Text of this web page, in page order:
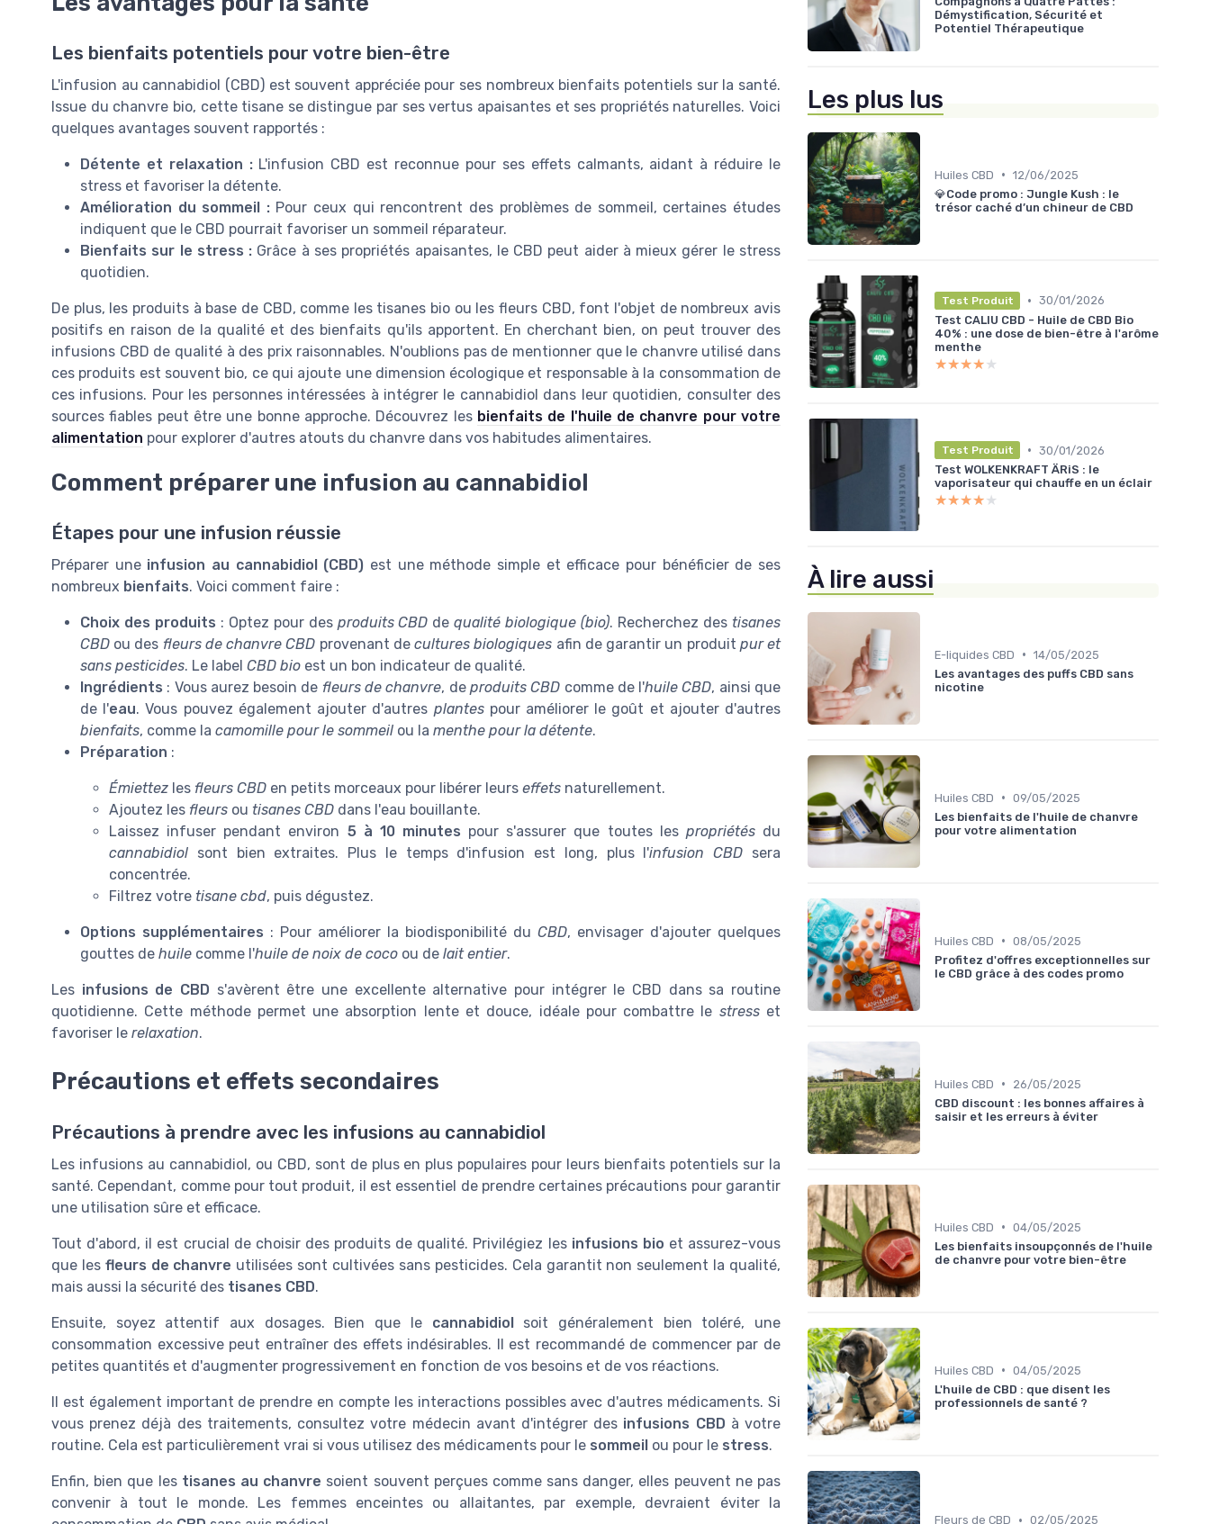
Les bienfaits potentiels pour votre bien-être
L'infusion au cannabidiol (CBD) est souvent appréciée pour ses nombreux bienfaits potentiels sur la santé.
Issue du chanvre bio, cette tisane se distingue par ses vertus apaisantes et ses propriétés naturelles. Voici
quelques avantages souvent rapportés :
Détente et relaxation :L'infusion CBD est reconnue pour ses effets calmants, aidant à réduire le
stress et favoriser la détente.
Amélioration du sommeil :Pour ceux qui rencontrent des problèmes de sommeil, certaines études
indiquent que le CBD pourrait favoriser un sommeil réparateur.
Bienfaits sur le stress : Grâce à ses propriétés apaisantes, le CBD peut aider à mieux gérer le stress
quotidien.
De plus, les produits à base de CBD, comme les tisanes bio ou les fleurs CBD, font l'objet de nombreux avis
positifs en raison de la qualité et des bienfaits qu'ils apportent. En cherchant bien, on peut trouver des
infusions CBD de qualité à des prix raisonnables. N'oublions pas de mentionner que le chanvre utilisé dans
ces produits est souvent bio, ce qui ajoute une dimension écologique et responsable à la consommation de
ces infusions. Pour les personnes intéressées à intégrer le cannabidiol dans leur quotidien, consulter des
sources fiables peut être une bonne approche. Découvrez les bienfaits de l'huile de chanvre pour votre
alimentation pour explorer d'autres atouts du chanvre dans vos habitudes alimentaires.
Comment préparer une infusion au cannabidiol
Étapes pour une infusion réussie
Préparer une infusion au cannabidiol (CBD) est une méthode simple et efficace pour bénéficier de ses
nombreux bienfaits. Voici comment faire :
Choix des produits : Optez pour des produits CBD dequalité biologique (bio). Recherchez des tisanes
CBD ou des fleurs de chanvre CBD provenant decultures biologiques afin de garantir un produit pur et
sans pesticides. Le label CBD bio est un bon indicateur de qualité.
Ingrédients : Vous aurez besoin de fleurs de chanvre, de produits CBD comme de l'huile CBD, ainsi que
de l'eau. Vous pouvez également ajouter d'autres plantespour améliorer le goût et ajouter d'autres
bienfaits, comme la camomille pour le sommeil ou la menthe pour la détente.
Préparation :
Émiettez les fleurs CBD en petits morceaux pour libérer leurs effets naturellement.
Ajoutez les fleurs ou tisanes CBD dans l'eau bouillante.
Laissez infuser pendant environ 5 à 10 minutes pour s'assurer que toutes les propriétésdu
cannabidiol sont bien extraites. Plus le temps d'infusion est long, plus l'infusion CBD sera
concentrée.
Filtrez votre tisane cbd, puis dégustez.
Options supplémentaires : Pour améliorer la biodisponibilité du CBD, envisager d'ajouter quelques
gouttes de huile comme l'huile de noix de coco ou de lait entier.
Les infusions de CBD s'avèrent être une excellente alternative pour intégrer le CBD dans sa routine
quotidienne. Cette méthode permet une absorption lente et douce, idéale pour combattre le stresset
favoriser le relaxation.
Précautions et effets secondaires
Précautions à prendre avec les infusions au cannabidiol
Les infusions au cannabidiol, ou CBD, sont de plus en plus populaires pour leurs bienfaits potentiels sur la
santé. Cependant, comme pour tout produit, il est essentiel de prendre certaines précautions pour garantir
une utilisation sûre et efficace.
Tout d'abord, il est crucial de choisir des produits de qualité. Privilégiez les infusions bio et assurez-vous
que les fleurs de chanvre utilisées sont cultivées sans pesticides. Cela garantit non seulement la qualité,
mais aussi la sécurité des tisanes CBD.
Ensuite, soyez attentif aux dosages. Bien que le cannabidiolsoit généralement bien toléré, une
consommation excessive peut entraîner des effets indésirables. Il est recommandé de commencer par de
petites quantités et d'augmenter progressivement en fonction de vos besoins et de vos réactions.
Il est également important de prendre en compte les interactions possibles avec d'autres médicaments. Si
vous prenez déjà des traitements, consultez votre médecin avant d'intégrer des infusions CBD à votre
routine. Cela est particulièrement vrai si vous utilisez des médicaments pour le sommeil ou pour le stress.
Enfin, bien que les tisanes au chanvre soient souvent perçues comme sans danger, elles peuvent ne pas
convenir à tout le monde. Les femmes enceintes ou allaitantes, par exemple, devraient éviter la
Démystification, Sécurité et
Potentiel Thérapeutique
Les plus lus
Huiles CBD • 12/06/2025
💎Code promo : Jungle Kush : le
trésor caché d’un chineur de CBD
Test Produit • 30/01/2026
Test CALIU CBD - Huile de CBD Bio
40% : une dose de bien-être à l'arôme
menthe
★★★★★
★★★★★
Test Produit • 30/01/2026
Test WOLKENKRAFT ÄRiS : le
vaporisateur qui chauffe en un éclair
★★★★★
★★★★★
À lire aussi
E-liquides CBD • 14/05/2025
Les avantages des puffs CBD sans
nicotine
Huiles CBD • 09/05/2025
Les bienfaits de l'huile de chanvre
pour votre alimentation
Huiles CBD • 08/05/2025
Profitez d'offres exceptionnelles sur
le CBD grâce à des codes promo
Huiles CBD •
26/05/2025
CBD discount : les bonnes affaires à
saisir et les erreurs à éviter
Huiles CBD • 04/05/2025
Les bienfaits insoupçonnés de l'huile
de chanvre pour votre bien-être
Huiles CBD • 04/05/2025
L'huile de CBD : que disent les
professionnels de santé ?
Fleurs de CBD • 02/05/2025